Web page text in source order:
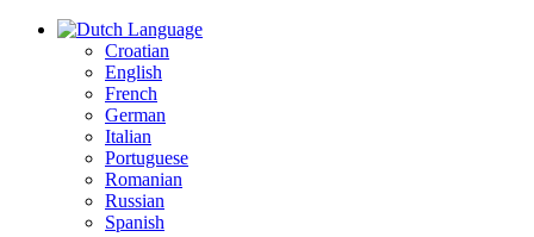
Language
Croatian
English
French
German
Italian
Portuguese
Romanian
Russian
Spanish